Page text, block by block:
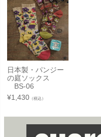
日本製・パンジー
の庭ソックス
BS-06
¥1,430 （税込）